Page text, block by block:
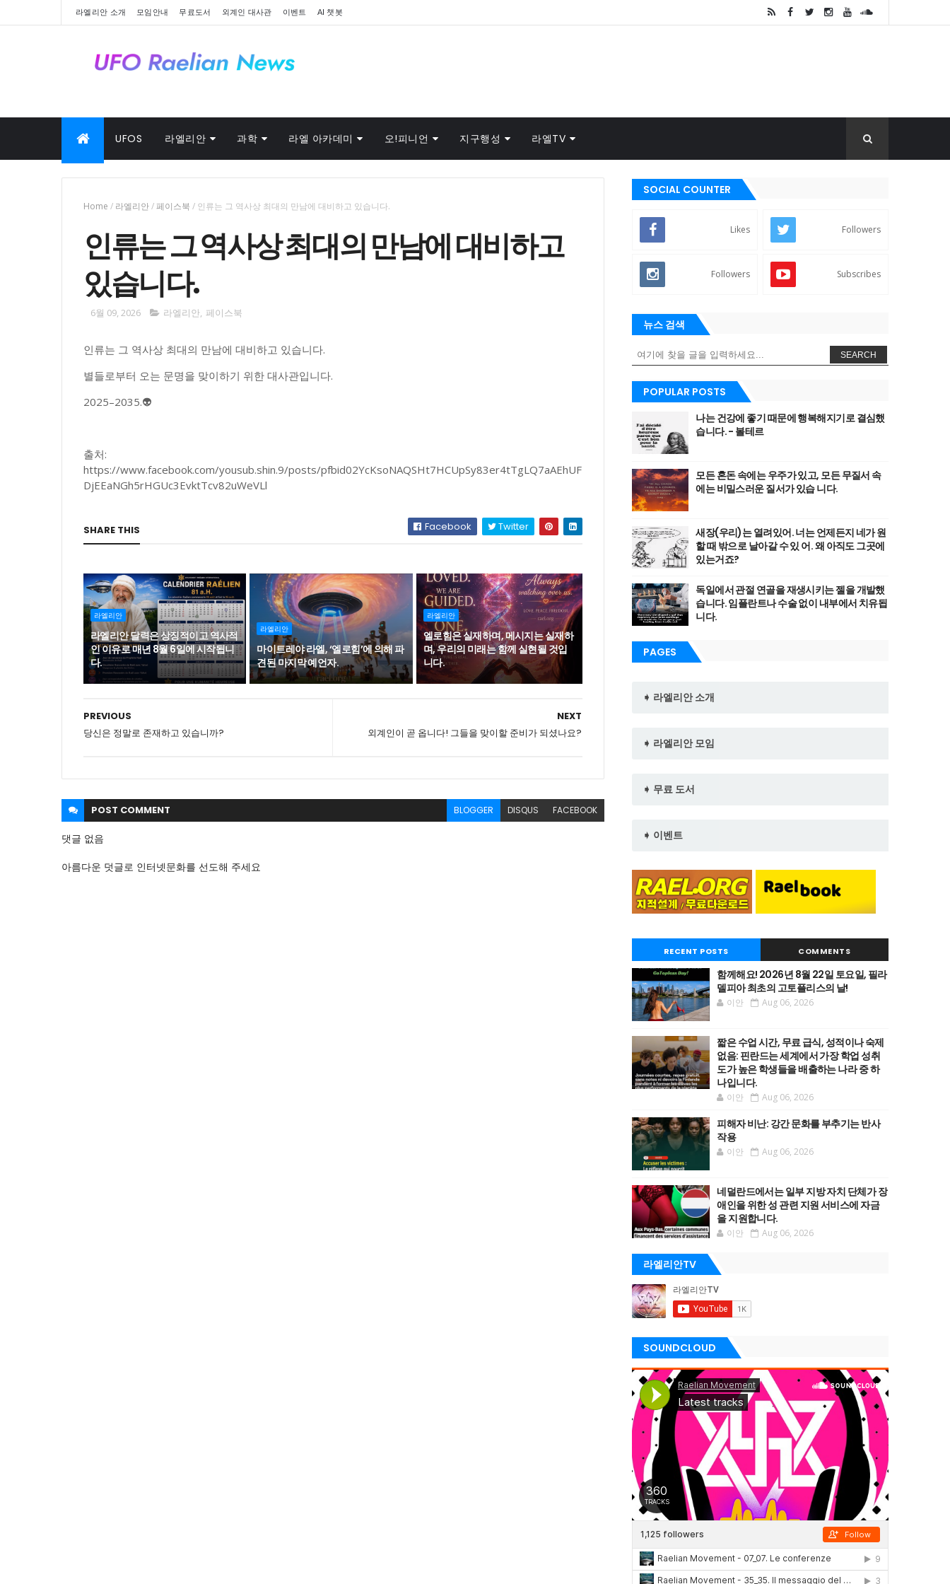
라엘리안 소개 모임안내 무료도서 외계인 대사관 이벤트 AI 챗봇
UFOS 라엘리안 과학 라엘 아카데미 오!피니언 지구행성 라엘TV
Home / 라엘리안/페이스북 / 인류는 그 역사상 최대의 만남에 대비하고 있습니다.
인류는 그 역사상 최대의 만남에 대비하고
있습니다.
6월 09, 2026 라엘리안, 페이스북
인류는 그 역사상 최대의 만남에 대비하고 있습니다.
별들로부터 오는 문명을 맞이하기 위한 대사관입니다.
2025–2035.👽
출처:
https://www.facebook.com/yousub.shin.9/posts/pfbid02YcKsoNAQSHt7HCUpSy83er4tTgLQ7aAEhUF
DjEEaNGh5rHGUc3EvktTcv82uWeVLl
SHARE THIS Facebook Twitter
라엘리안
라엘리안 달력은 상징적이고 역사적
인 이유로 매년 8월 6일에 시작됩니
다.
라엘리안
마이트레야 라엘, ‘엘로힘’에 의해 파
견된 마지막 예언자.
라엘리안
엘로힘은 실재하며, 메시지는 실재하
며, 우리의 미래는 함께 실현될 것입
니다.
NEXT
외계인이 곧 옵니다! 그들을 맞이할 준비가 되셨나요?
PREVIOUS
당신은 정말로 존재하고 있습니까?
POST COMMENT BLOGGER DISQUS FACEBOOK
댓글 없음
아름다운 덧글로 인터넷문화를 선도해 주세요
SOCIAL COUNTER
Likes Followers
Followers Subscribes
뉴스 검색
SEARCH
POPULAR POSTS
나는 건강에 좋기 때문에 행복해지기로 결심했
습니다. - 볼테르
모든 혼돈 속에는 우주가 있고, 모든 무질서 속
에는 비밀스러운 질서가 있습 니다.
새장(우리)는 열려있어. 너는 언제든지 네가 원
할 때 밖으로 날아갈 수 있 어. 왜 아직도 그곳에
있는거죠?
독일에서 관절 연골을 재생시키는 젤을 개발했
습니다. 임플란트나 수술 없이 내부에서 치유됩
니다.
PAGES
➧ 라엘리안 소개
➧ 라엘리안 모임
➧ 무료 도서
➧ 이벤트
RECENT POSTS COMMENTS
함께해요! 2026년 8월 22일 토요일, 필라
델피아 최초의 고토플리스의 날!
이안 Aug 06, 2026
짧은 수업 시간, 무료 급식, 성적이나 숙제
없음: 핀란드는 세계에서 가장 학업 성취
도가 높은 학생들을 배출하는 나라 중 하
나입니다.
이안 Aug 06, 2026
피해자 비난: 강간 문화를 부추기는 반사
작용
이안 Aug 06, 2026
네덜란드에서는 일부 지방 자치 단체가 장
애인을 위한 성 관련 지원 서비스에 자금
을 지원합니다.
이안 Aug 06, 2026
라엘리안TV
SOUNDCLOUD